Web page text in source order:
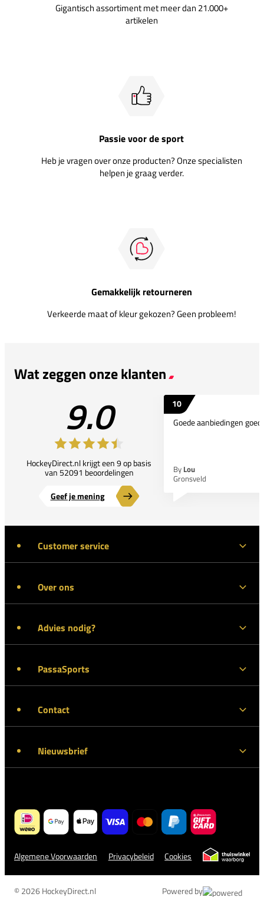
Gigantisch assortiment met meer dan 21.000+
artikelen
Passie voor de sport
Heb je vragen over onze producten? Onze specialisten
helpen je graag verder.
Gemakkelijk retourneren
Verkeerde maat of kleur gekozen? Geen probleem!
Wat zeggen onze klanten
9.0
HockeyDirect.nl krijgt een 9 op basis
van 52091 beoordelingen
Geef je mening
10
Goede aanbiedingen
By Lou
Gronsveld
Customer service
Over ons
Advies nodig?
PassaSports
Contact
Nieuwsbrief
Algemene Voorwaarden Privacybeleid Cookies
© 2026 HockeyDirect.nl Powered by